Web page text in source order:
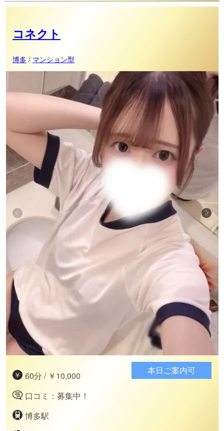
コネクト
博多 / マンション型
60分 / ￥10,000
口コミ：募集中！
博多駅
本日ご案内可